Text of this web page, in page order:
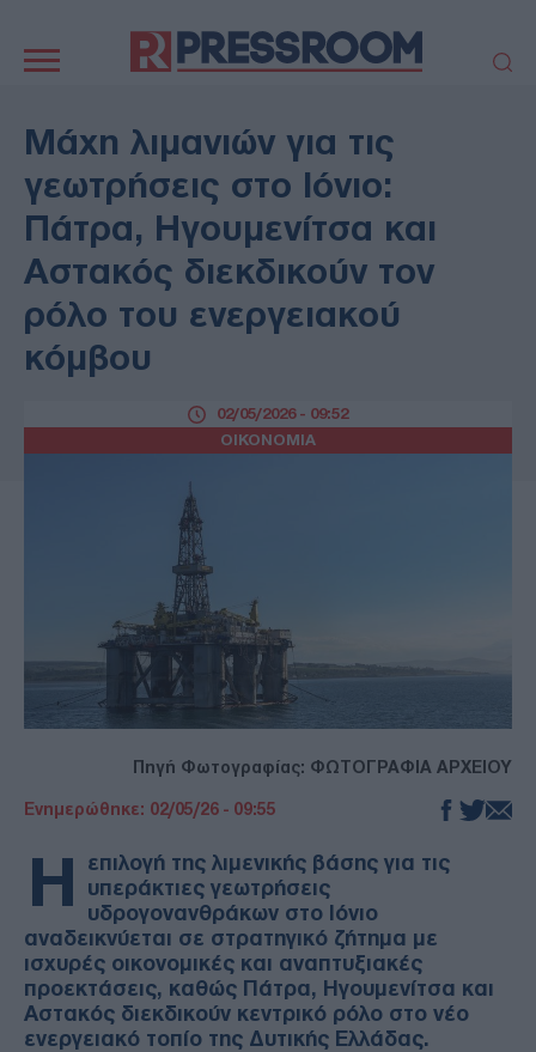
πλοήγηση
ΠΟΛΙΤΙΚΗ
ΕΛΛΑΔΑ
ΕΚΚΛΗΣΙΑ
ΑΜΥΝΑ
ΔΙΕΘΝΗ
ΚΥΠΡΟΣ
MEDIA
LIFESTYLE
SPORTS
ΑΥΤΟΔΙΟΙΚΗΣΗ
AUTO - MOTO
ΖΩΔΙΑ
ΑΡΘΡΟΓΡΑΦΙΑ
Μάχη λιμανιών για τις
γεωτρήσεις στο Ιόνιο:
Πάτρα, Ηγουμενίτσα και
Αστακός διεκδικούν τον
ρόλο του ενεργειακού
κόμβου
ΟΙΚΟΝΟΜΙΑ
02/05/2026 - 09:52
Πηγή Φωτογραφίας: ΦΩΤΟΓΡΑΦΙΑ ΑΡΧΕΙΟΥ
Ενημερώθηκε: 02/05/26 - 09:55
Η
επιλογή της λιμενικής βάσης για τις
υπεράκτιες γεωτρήσεις
υδρογονανθράκων στο Ιόνιο
αναδεικνύεται σε στρατηγικό ζήτημα με
ισχυρές οικονομικές και αναπτυξιακές
προεκτάσεις, καθώς Πάτρα, Ηγουμενίτσα και
Αστακός διεκδικούν κεντρικό ρόλο στο νέο
ενεργειακό τοπίο της Δυτικής Ελλάδας.